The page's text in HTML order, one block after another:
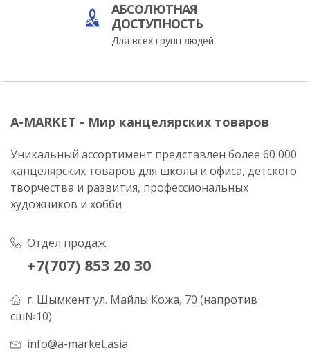
АБСОЛЮТНАЯ
ДОСТУПНОСТЬ
Для всех групп людей
A-MARKET - Мир канцелярских товаров
Уникальный ассортимент представлен более 60 000
канцелярских товаров для школы и офиса, детского
творчества и развития, профессиональных
художников и хобби
Отдел продаж:
+7(707) 853 20 30
г. Шымкент ул. Майлы Кожа, 70 (напротив
сш№10)
info@a-market.asia